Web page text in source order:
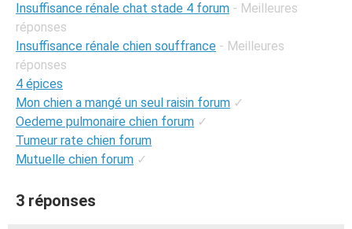
Insuffisance rénale chat stade 4 forum - Meilleures
réponses
Insuffisance rénale chien souffrance - Meilleures
réponses
4 épices
Mon chien a mangé un seul raisin forum ✓
Oedeme pulmonaire chien forum ✓
Tumeur rate chien forum
Mutuelle chien forum ✓
3 réponses